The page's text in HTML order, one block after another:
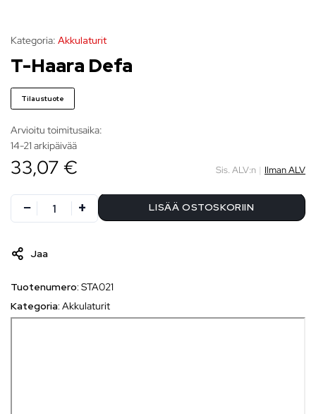
Kategoria: Akkulaturit
T-Haara Defa
Tilaustuote
Arvioitu toimitusaika:
14-21 arkipäivää
33,07 € Sis. ALV:n | Ilman ALV
LISÄÄ OSTOSKORIIN
Jaa
Tuotenumero: STA021
Kategoria: Akkulaturit